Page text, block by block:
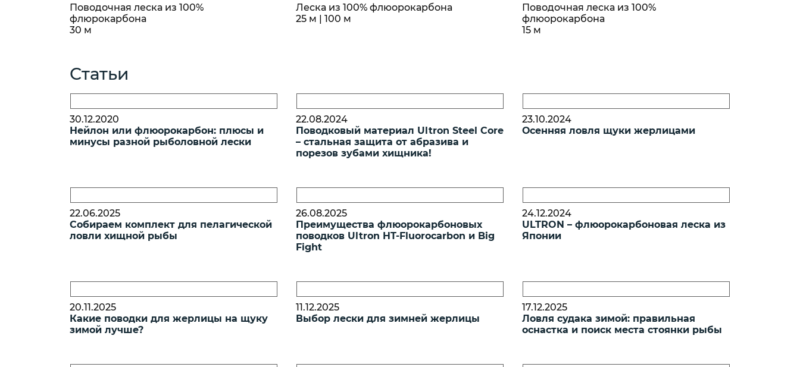
Поводочная леска из 100%
флюрокарбона
30 м
Леска из 100% флюорокарбона
25 м | 100 м
Поводочная леска из 100%
флюорокарбона
15 м
Статьи
30.12.2020
Нейлон или флюорокарбон: плюсы и
минусы разной рыболовной лески
22.08.2024
Поводковый материал Ultron Steel Core
– стальная защита от абразива и
порезов зубами хищника!
23.10.2024
Осенняя ловля щуки жерлицами
22.06.2025
Собираем комплект для пелагической
ловли хищной рыбы
26.08.2025
Преимущества флюорокарбоновых
поводков Ultron HT-Fluorocarbon и Big
Fight
24.12.2024
ULTRON – флюорокарбоновая леска из
Японии
20.11.2025
Какие поводки для жерлицы на щуку
зимой лучше?
11.12.2025
Выбор лески для зимней жерлицы
17.12.2025
Ловля судака зимой: правильная
оснастка и поиск места стоянки рыбы